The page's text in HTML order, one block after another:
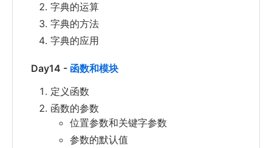
字典的运算
字典的方法
字典的应用
Day14 - 函数和模块
定义函数
函数的参数
位置参数和关键字参数
参数的默认值